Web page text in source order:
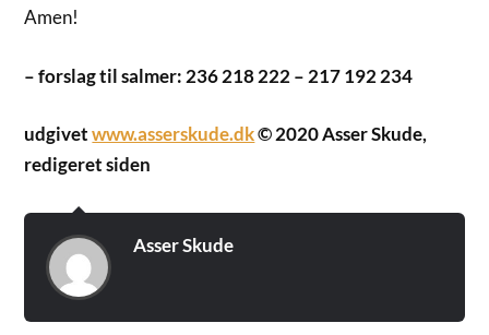
Amen!
– forslag til salmer: 236 218 222 – 217 192 234
udgivetwww.asserskude.dk© 2020 Asser Skude,
redigeret siden
Asser Skude